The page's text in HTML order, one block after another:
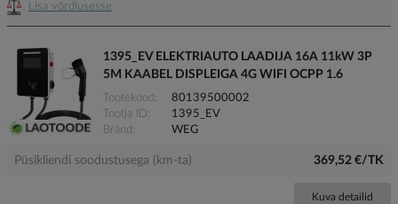
Lisa võrdlusesse
1395_EV ELEKTRIAUTO LAADIJA 16A 11kW 3P
5M KAABEL DISPLEIGA 4G WIFI OCPP 1.6
Tootekood
80139500002
Tootja ID
1395_EV
Bränd
WEG
Püsikliendi soodustusega (km-ta) 369,52 €/TK
Kuva detailid